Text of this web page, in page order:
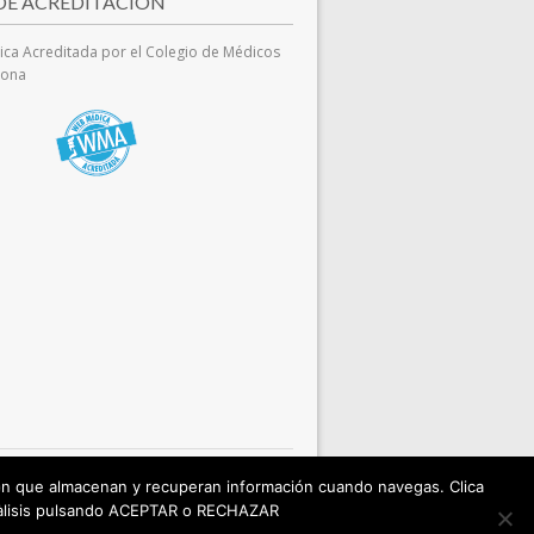
Acreditada por el Colegio de Médicos
o visitant i en cas de dubte s'ha de
almacenan y recuperan información cuando navegas. Clica
pulsando ACEPTAR o RECHAZAR